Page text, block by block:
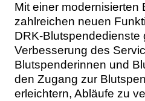
Mit einer modernisierten
zahlreichen neuen
DRK-Blutspendedienste
Verbesserung des
Blutspenderinnen und
den Zugang zur
erleichtern, Abläufe zu